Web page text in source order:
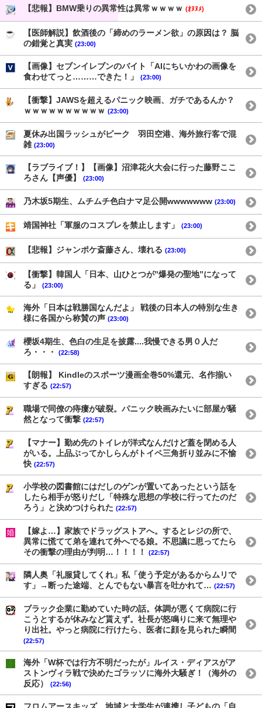
【悲報】BMW乗りの異常性は異常ｗｗｗｗ (ｵﾇﾇﾒ)
【医師解説】飲酒後の「締めのラーメン欲」の原因は？ 脳
の錯覚と真実 (23:00)
【画像】セブンイレブンのバイト「AIにちいかわの画像を
食わせてっと………できた！」
(23:00)
【衝撃】JAWSを超えるパニック映画、ガチであるんか？
ｗｗｗｗｗｗｗｗｗｗ (23:00)
夏休み出国ラッシュがピーク 羽田空港、海外旅行客で混
雑 (23:00)
【ラブライブ！】【画像】沼津花火大会に行った藤野ここ
ろさん【声優】
(23:00)
乃木坂5期生、ムチムチ色白ナマ足公開wwwwwww (23:00)
靖国神社「軍服のコスプレを禁止します」 (23:00)
【悲報】ジャンポケ斎藤さん、壊れる (23:00)
【衝撃】韓国人「日本、山ひとつが”爆発の聖地”になって
る」
(23:00)
海外「日本は戦勝国なんだよ」 戦後の日本人の特別な生き
様に各国から称賛の声 (23:00)
櫻坂4期生、色白の生足を披露....我慢できる男０人だ
ろ・・・
(22:58)
【朗報】 Kindleのスポーツ漫画全巻50%還元、名作揃い
すぎる (22:57)
職場で同僚の痔瘻が破裂。パニック映画みたいに部屋が騒
然となって衝撃 (22:57)
【マナー】勤め先のトイレが洋式なんだけど蓋を閉める人
がいる。上品ぶってかしらんがトイペ三角折り並みに不愉
快 (22:57)
小学校の図書館にはだしのゲンが置いてあったという話を
したら相手が怒りだし「特殊な思想の学校に行ってたのだ
ろう」と決めつけられた (22:57)
【嫁よ…】家族でドラッグストアへ。するとレジの所で、
異常に慌てて弟を連れて外へでる娘。不思議に思ってたら
その衝撃の理由が判明…！！！！
(22:57)
隣人奥「礼服貸してくれ」私「使う予定があるからムリで
す」→断った途端、とんでもない暴言を吐かれて… (22:57)
ブラック企業に勤めていた時の話。体調が悪くて病院に行
こうとするが休みなど貰えず。社長が怒鳴りに来て無理や
り出社。やっと病院に行けたら、医者に顔を見られた瞬間
(22:57)
海外「W杯では行方不明だったが」ルイス・ディアスがア
ストンヴィラ戦で決めたゴラッソに海外大騒ぎ！（海外の
反応）
(22:56)